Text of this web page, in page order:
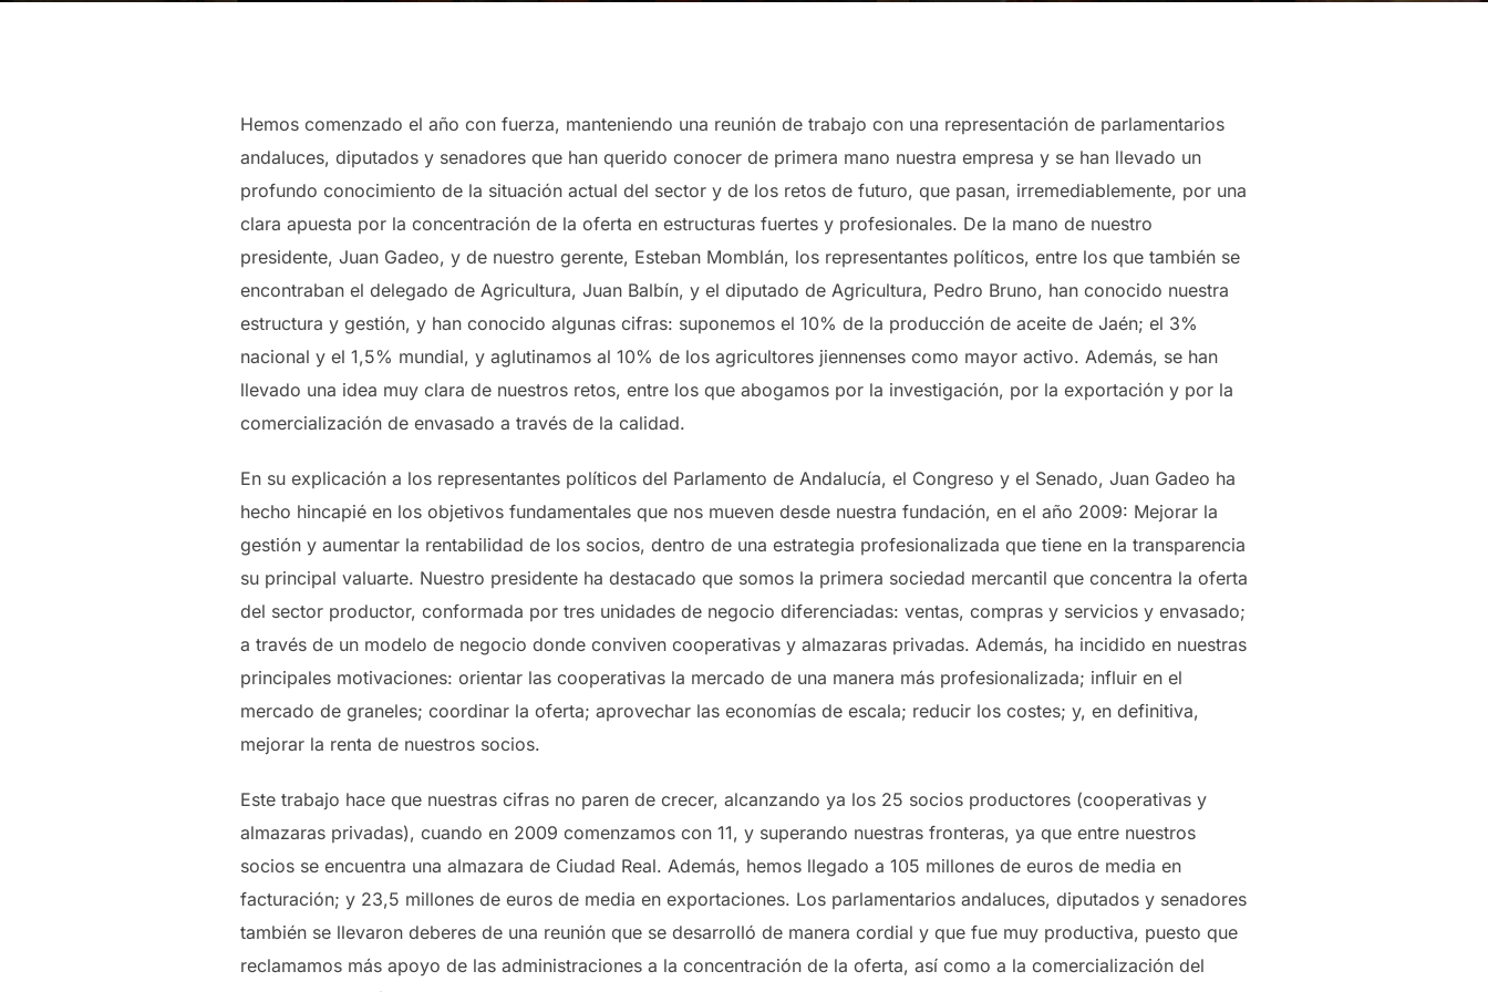
Hemos comenzado el año con fuerza, manteniendo una reunión de trabajo con una representación de parlamentarios
andaluces, diputados y senadores que han querido conocer de primera mano nuestra empresa y se han llevado un
profundo conocimiento de la situación actual del sector y de los retos de futuro, que pasan, irremediablemente, por una
clara apuesta por la concentración de la oferta en estructuras fuertes y profesionales. De la mano de nuestro
presidente, Juan Gadeo, y de nuestro gerente, Esteban Momblán, los representantes políticos, entre los que también se
encontraban el delegado de Agricultura, Juan Balbín, y el diputado de Agricultura, Pedro Bruno, han conocido nuestra
estructura y gestión, y han conocido algunas cifras: suponemos el 10% de la producción de aceite de Jaén; el 3%
nacional y el 1,5% mundial, y aglutinamos al 10% de los agricultores jiennenses como mayor activo. Además, se han
llevado una idea muy clara de nuestros retos, entre los que abogamos por la investigación, por la exportación y por la
comercialización de envasado a través de la calidad.
En su explicación a los representantes políticos del Parlamento de Andalucía, el Congreso y el Senado, Juan Gadeo ha
hecho hincapié en los objetivos fundamentales que nos mueven desde nuestra fundación, en el año 2009: Mejorar la
gestión y aumentar la rentabilidad de los socios, dentro de una estrategia profesionalizada que tiene en la transparencia
su principal valuarte. Nuestro presidente ha destacado que somos la primera sociedad mercantil que concentra la oferta
del sector productor, conformada por tres unidades de negocio diferenciadas: ventas, compras y servicios y envasado;
a través de un modelo de negocio donde conviven cooperativas y almazaras privadas. Además, ha incidido en nuestras
principales motivaciones: orientar las cooperativas la mercado de una manera más profesionalizada; influir en el
mercado de graneles; coordinar la oferta; aprovechar las economías de escala; reducir los costes; y, en definitiva,
mejorar la renta de nuestros socios.
Este trabajo hace que nuestras cifras no paren de crecer, alcanzando ya los 25 socios productores (cooperativas y
almazaras privadas), cuando en 2009 comenzamos con 11, y superando nuestras fronteras, ya que entre nuestros
socios se encuentra una almazara de Ciudad Real. Además, hemos llegado a 105 millones de euros de media en
facturación; y 23,5 millones de euros de media en exportaciones. Los parlamentarios andaluces, diputados y senadores
también se llevaron deberes de una reunión que se desarrolló de manera cordial y que fue muy productiva, puesto que
reclamamos más apoyo de las administraciones a la concentración de la oferta, así como a la comercialización del